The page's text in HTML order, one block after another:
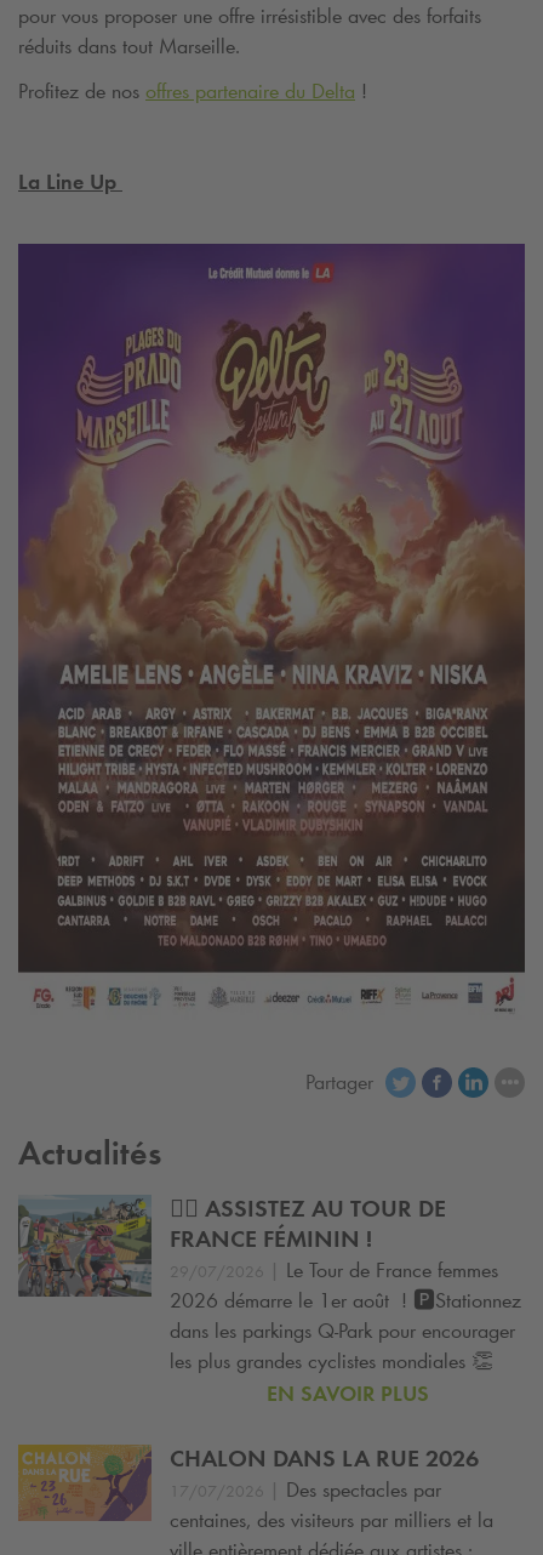
pour vous proposer une offre irrésistible avec des forfaits
réduits dans tout Marseille.
Profitez de nos offres partenaire du Delta !
La Line Up
Partager
Actualités
🚴‍♀️ ASSISTEZ AU TOUR DE
FRANCE FÉMININ !
29/07/2026 | Le Tour de France femmes
2026 démarre le 1er août ! 🅿️Stationnez
dans les parkings Q-Park pour encourager
les plus grandes cyclistes mondiales 👏
EN SAVOIR PLUS
CHALON DANS LA RUE 2026
17/07/2026 | Des spectacles par
centaines, des visiteurs par milliers et la